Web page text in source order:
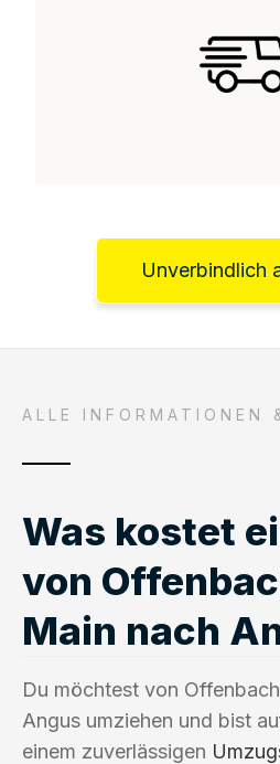
Unverbindlich
ALLE INFORMATIONEN
Was kostet
von
Main nach
Du möchtest von
Angus umziehen und bist
einem zuverlässigen